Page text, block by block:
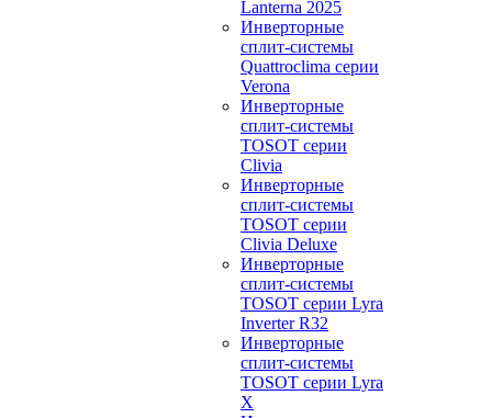
Lanterna 2025
Инверторные
сплит-системы
Quattroclima серии
Verona
Инверторные
сплит-системы
TOSOT серии
Clivia
Инверторные
сплит-системы
TOSOT серии
Clivia Deluxe
Инверторные
сплит-системы
TOSOT серии Lyra
Inverter R32
Инверторные
сплит-системы
TOSOT серии Lyra
X